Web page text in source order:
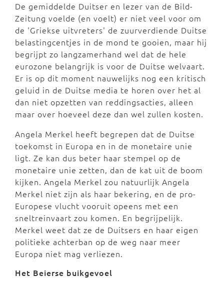
De gemiddelde Duitser en lezer van de Bild-
Zeitung voelde (en voelt) er niet veel voor om
de 'Griekse uitvreters' de zuurverdiende Duitse
belastingcentjes in de mond te gooien, maar hij
begrijpt zo langzamerhand wel dat de hele
eurozone belangrijk is voor de Duitse welvaart.
Er is op dit moment nauwelijks nog een kritisch
geluid in de Duitse media te horen over het al
dan niet opzetten van reddingsacties, alleen
maar over hoeveel deze dan wel zullen kosten.
Angela Merkel heeft begrepen dat de Duitse
toekomst in Europa en in de monetaire unie
ligt. Ze kan dus beter haar stempel op de
monetaire unie zetten, dan de kat uit de boom
kijken. Angela Merkel zou natuurlijk Angela
Merkel niet zijn als haar bekering, en de pro-
Europese vlucht vooruit opeens met een
sneltreinvaart zou komen. En begrijpelijk.
Merkel weet dat ze de Duitsers en haar eigen
politieke achterban op de weg naar meer
Europa niet mag verliezen.
Het Beierse buikgevoel